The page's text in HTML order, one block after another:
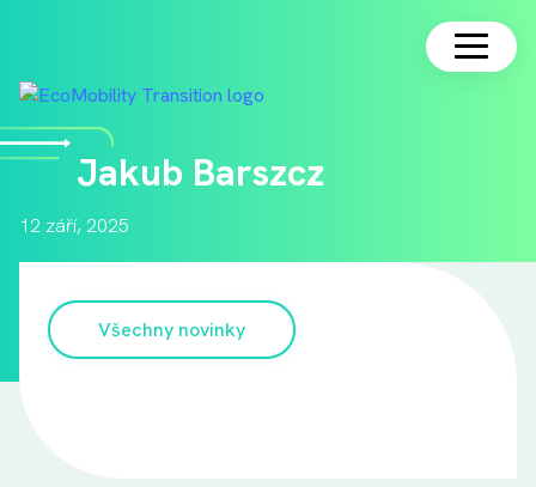
Čeština
Jakub Barszcz
12 září, 2025
Všechny novinky